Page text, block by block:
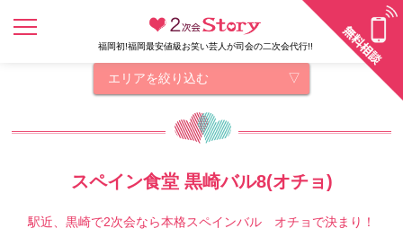
福岡初!福岡最安値級お笑い芸人が司会の二次会代行!!
エリアを絞り込む
スペイン食堂 黒崎バル8(オチョ)
駅近、黒崎で2次会なら本格スペインバル オチョで決まり！